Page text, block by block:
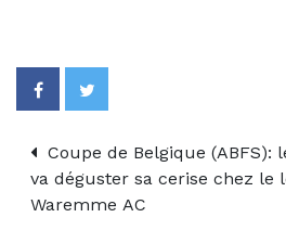
Coupe de Belgique (ABFS):
va déguster sa cerise chez le
Waremme AC